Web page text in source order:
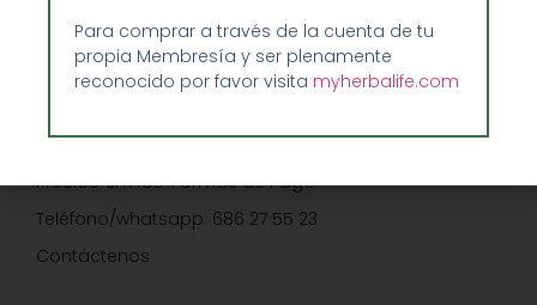
GUIA RAPIDA Y AYUDA
Guía de Compra
Precios-Envíos-Formas de Pago
Teléfono/whatsapp: 686 27 55 23
Contáctenos
Para comprar a través de la cuenta de tu
propia Membresía y ser plenamente
reconocido por favor visita myherbalife.com